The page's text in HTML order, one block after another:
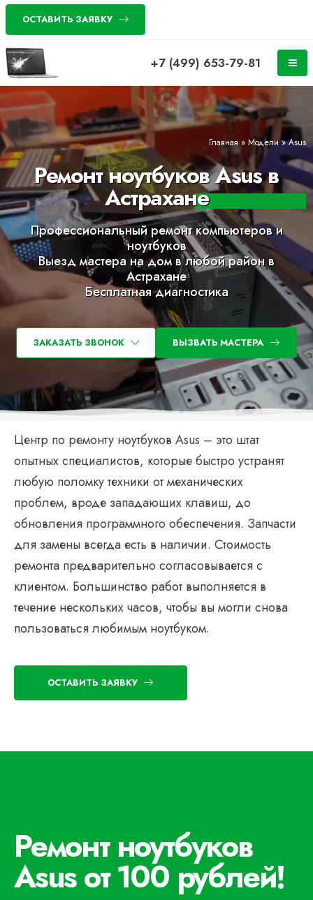
ОСТАВИТЬ ЗАЯВКУ
+7 (499) 653-79-81
Главная» Модели»Asus
Ремонт ноутбуков Asus в
Астрахане
Профессиональный ремонт компьютеров и
ноутбуков
Выезд мастера на дом в любой район в
Астрахане
Бесплатная диагностика
ЗАКАЗАТЬ ЗВОНОК ВЫЗВАТЬ МАСТЕРА
Центр по ремонту ноутбуков Asus – это штат
опытных специалистов, которые быстро устранят
любую поломку техники от механических
проблем, вроде западающих клавиш, до
обновления программного обеспечения. Запчасти
для замены всегда есть в наличии. Стоимость
ремонта предварительно согласовывается с
клиентом. Большинство работ выполняется в
течение нескольких часов, чтобы вы могли снова
пользоваться любимым ноутбуком.
ОСТАВИТЬ ЗАЯВКУ
Ремонт ноутбуков
Asus от 100 рублей!